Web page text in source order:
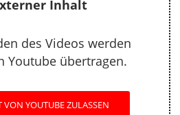
Inhalt
des Videos werden
Youtube übertragen.
VON YOUTUBE ZULASSEN